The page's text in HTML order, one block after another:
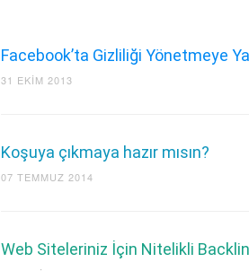
Facebook’ta Gizliliği Yönetmeye
31 EKIM 2013
Koşuya çıkmaya hazır mısın?
07 TEMMUZ 2014
Web Siteleriniz İçin Nitelikli